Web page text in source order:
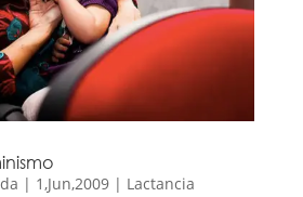
| 1,Jun,2009| Lactancia